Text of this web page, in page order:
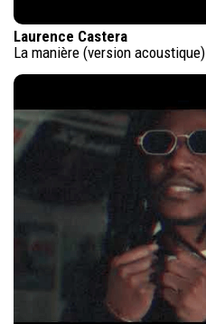
Laurence Castera
La manière (version acoustique)